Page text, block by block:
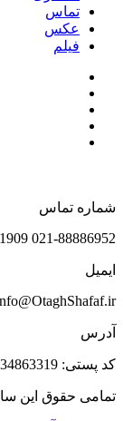
تماس
عکس
فیلم
شماره تماس
021-88886952 09205231909
ایمیل
آدرس
کد پستی: 1434863319
تمامی حقوق این